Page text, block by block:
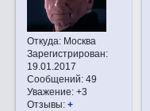
Откуда:Москва
Зарегистрирован:
19.01.2017
Сообщений:49
Уважение: +3
Отзывы: +